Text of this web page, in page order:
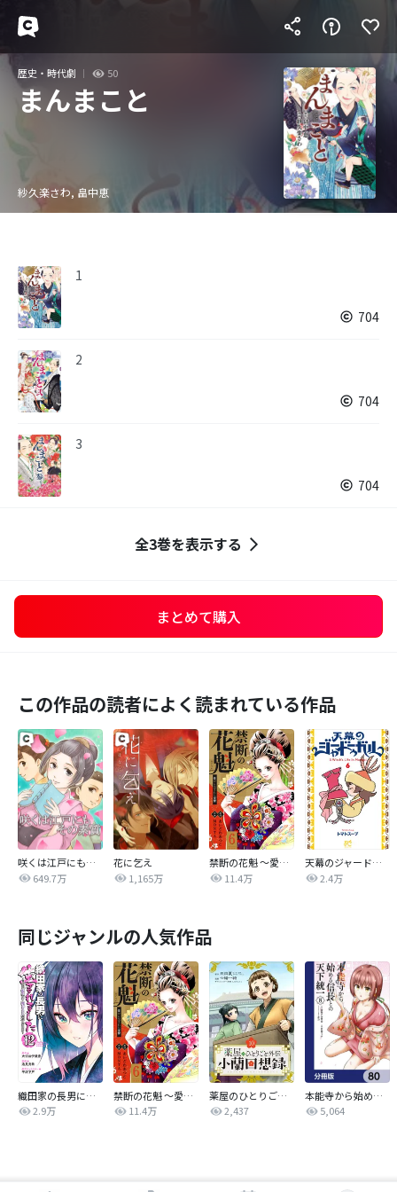
歴史・時代劇 50
まんまこと
紗久楽さわ, 畠中恵
1
704
2
704
3
704
全3巻を表示する
まとめて購入
この作品の読者によく読まれている作品
咲くは江戸にもその素質
649.7万
花に乞え
1,165万
禁断の花魁 ～愛から生まれた復讐～
11.4万
天幕のジャードゥーガル
2.4万
同じジャンルの人気作品
織田家の長男に生まれました～戦国時代に転生したけど、死にたくないので改革を起こします～
2.9万
禁断の花魁 ～愛から生まれた復讐～
11.4万
薬屋のひとりごと外伝 小蘭回想録【分冊版】
2,437
本能寺から始める信長との天下統一【分冊版】
5,064